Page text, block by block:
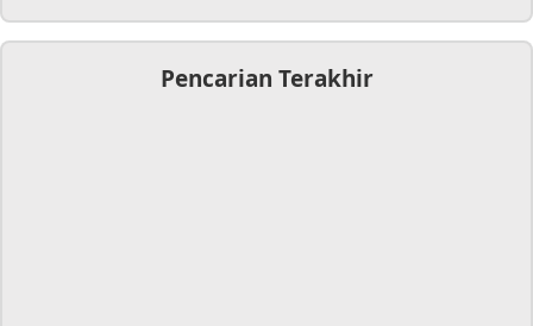
Pencarian Terakhir